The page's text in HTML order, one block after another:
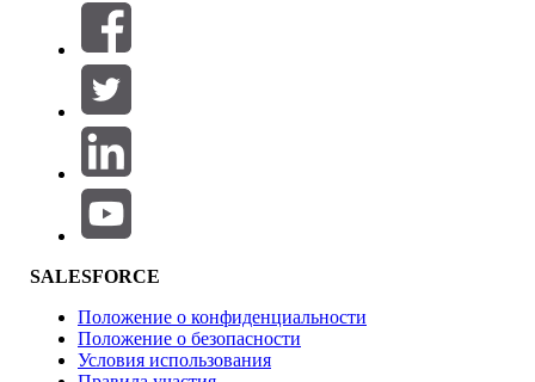
Фильтровать по (0)
ВЫБРАТЬ ФИЛЬТРЫ
Область продуктов
Влияние на функции
SALESFORCE
Положение о конфиденциальности
Положение о безопасности
Условия использования